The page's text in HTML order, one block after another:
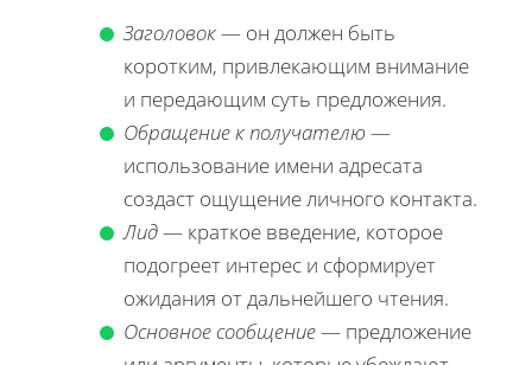
Заголовок— он должен быть
коротким, привлекающим внимание
и передающим суть предложения.
Обращение к получателю —
использование имени адресата
создаст ощущение личного контакта.
Лид— краткое введение, которое
подогреет интерес и сформирует
ожидания от дальнейшего чтения.
Основное сообщение— предложение